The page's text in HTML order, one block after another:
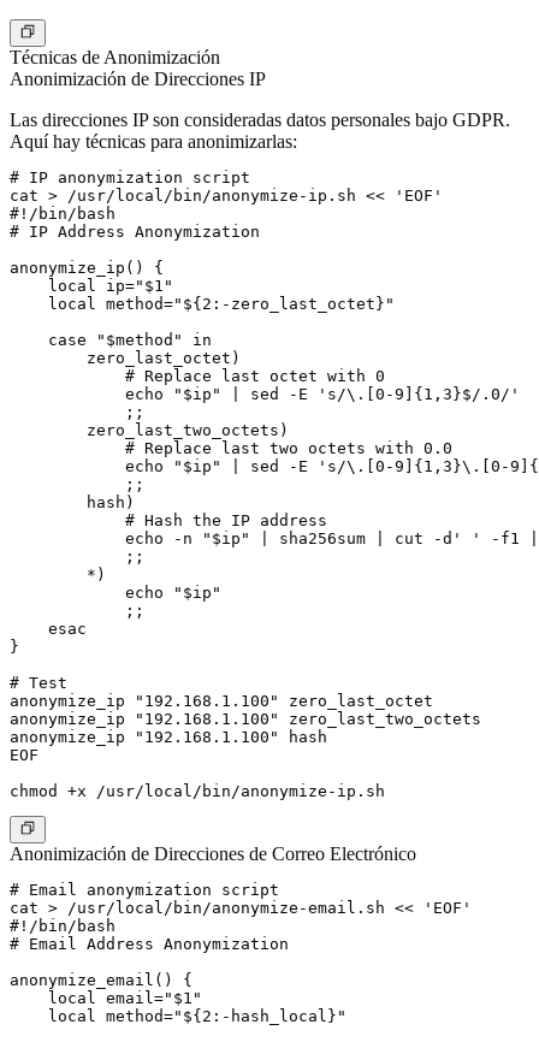
Técnicas de Anonimización
Anonimización de Direcciones IP
Las direcciones IP son consideradas datos personales bajo GDPR.
Aquí hay técnicas para anonimizarlas:
# IP anonymization script
cat > /usr/local/bin/anonymize-ip.sh << 'EOF'
#!/bin/bash
# IP Address Anonymization
anonymize_ip() {
    local ip="$1"
    local method="${2:-zero_last_octet}"
    case "$method" in
        zero_last_octet)
            # Replace last octet with 0
            echo "$ip" | sed -E 's/\.[0-9]{1,3}$/.0/'
            ;;
        zero_last_two_octets)
            # Replace last two octets with 0.0
echo "$ip" | sed -E 's/\.[0-9]{1,3}\.[0-
            ;;
        hash)
            # Hash the IP address
echo -n "$ip" | sha256sum | cut -d' ' -f1
            ;;
        *)
            echo "$ip"
            ;;
    esac
}
# Test
anonymize_ip "192.168.1.100" zero_last_octet
anonymize_ip "192.168.1.100" zero_last_two_octets
anonymize_ip "192.168.1.100" hash
EOF
Anonimización de Direcciones de Correo Electrónico
# Email anonymization script
cat > /usr/local/bin/anonymize-email.sh << 'EOF'
#!/bin/bash
# Email Address Anonymization
anonymize_email() {
    local email="$1"
    local method="${2:-hash_local}"